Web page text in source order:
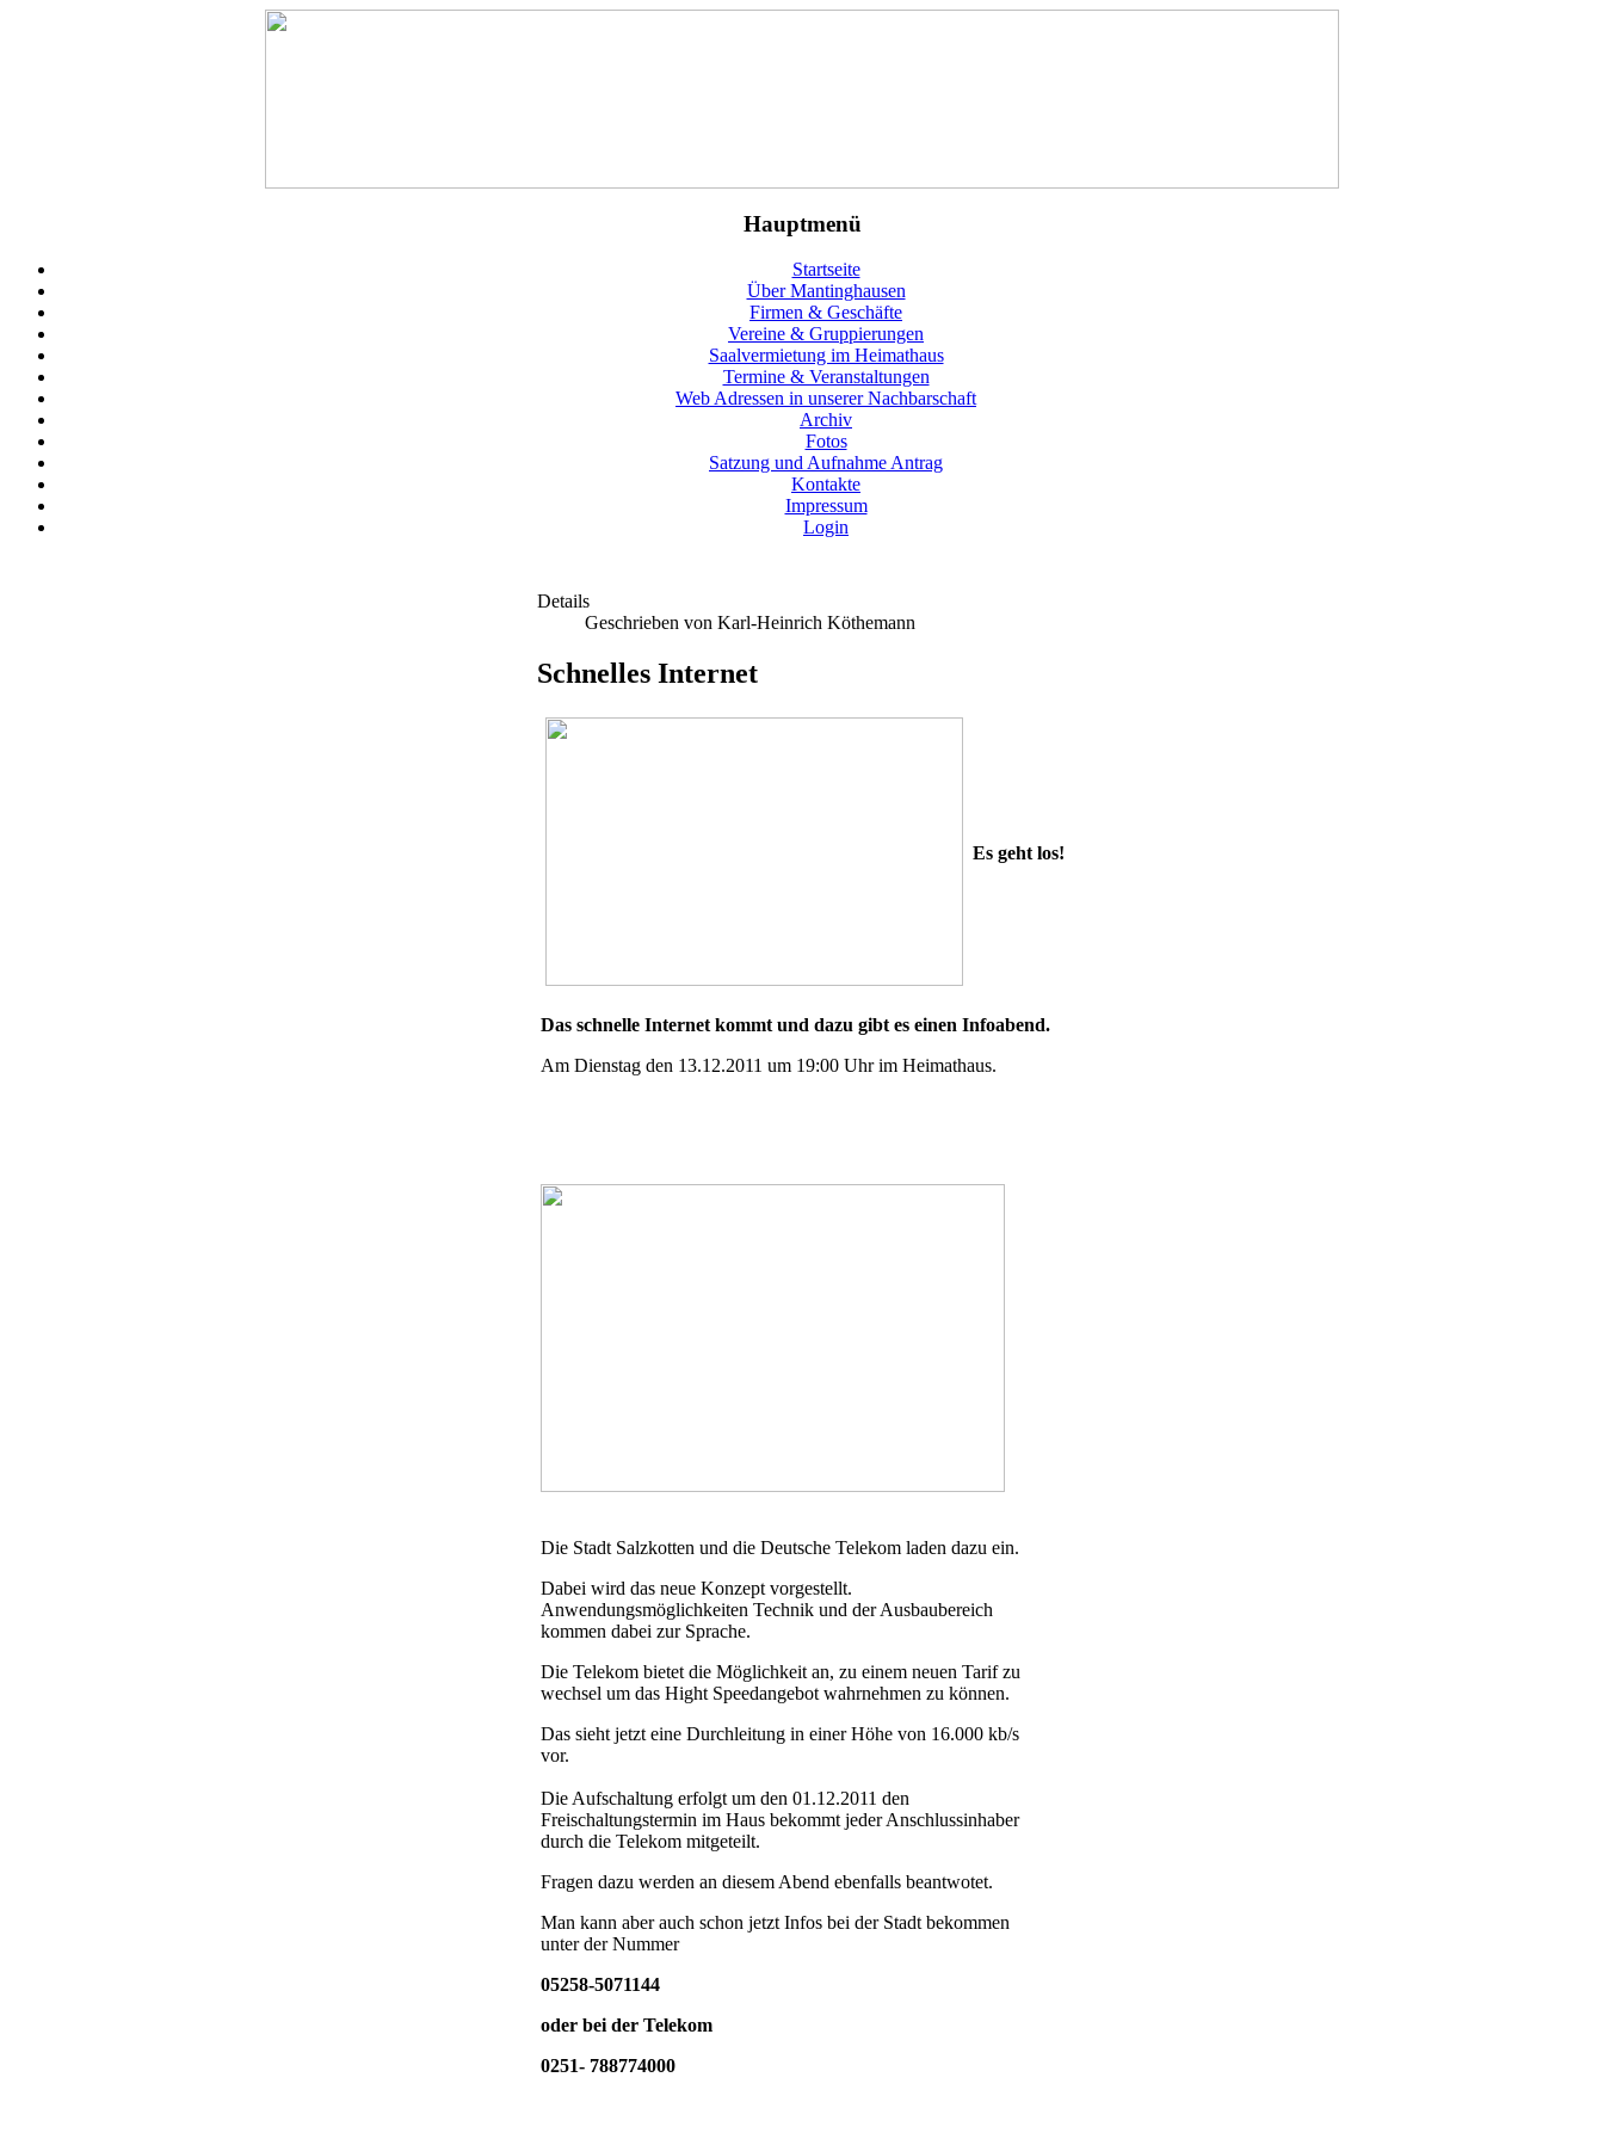
Hauptmenü
Startseite
Über Mantinghausen
Firmen & Geschäfte
Vereine & Gruppierungen
Saalvermietung im Heimathaus
Termine & Veranstaltungen
Web Adressen in unserer Nachbarschaft
Archiv
Fotos
Satzung und Aufnahme Antrag
Kontakte
Impressum
Login
Details
Geschrieben von Karl-Heinrich Köthemann
Schnelles Internet
Es geht los!
Das schnelle Internet kommt und dazu gibt es einen Infoabend.
Am Dienstag den 13.12.2011 um 19:00 Uhr im Heimathaus.
Die Stadt Salzkotten und die Deutsche Telekom laden dazu ein.
Dabei wird das neue Konzept vorgestellt.
Anwendungsmöglichkeiten Technik und der Ausbaubereich
kommen dabei zur Sprache.
Die Telekom bietet die Möglichkeit an, zu einem neuen Tarif zu
wechsel um das Hight Speedangebot wahrnehmen zu können.
Das sieht jetzt eine Durchleitung in einer Höhe von 16.000 kb/s
vor.
Die Aufschaltung erfolgt um den 01.12.2011 den
Freischaltungstermin im Haus bekommt jeder Anschlussinhaber
durch die Telekom mitgeteilt.
Fragen dazu werden an diesem Abend ebenfalls beantwotet.
Man kann aber auch schon jetzt Infos bei der Stadt bekommen
unter der Nummer
05258-5071144
oder bei der Telekom
0251- 788774000